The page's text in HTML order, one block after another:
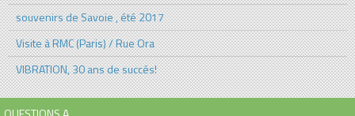
souvenirs de Savoie , été 2017
Visite à RMC (Paris) / Rue Ora
VIBRATION, 30 ans de succés!